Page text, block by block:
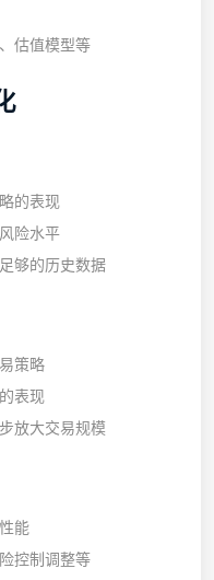
估值模型等
的表现
险水平
够的历史数据
策略
表现
放大交易规模
能
控制调整等